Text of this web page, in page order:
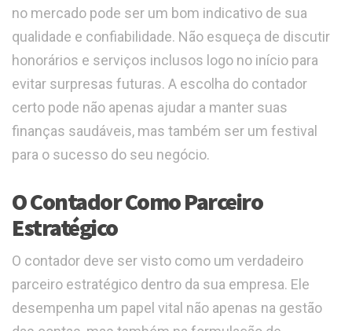
no mercado pode ser um bom indicativo de sua
qualidade e confiabilidade. Não esqueça de discutir
honorários e serviços inclusos logo no início para
evitar surpresas futuras. A escolha do contador
certo pode não apenas ajudar a manter suas
finanças saudáveis, mas também ser um festival
para o sucesso do seu negócio.
O Contador Como Parceiro
Estratégico
O contador deve ser visto como um verdadeiro
parceiro estratégico dentro da sua empresa. Ele
desempenha um papel vital não apenas na gestão